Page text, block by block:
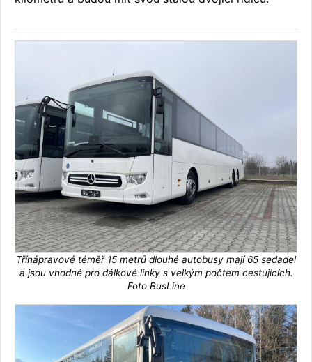
Třínápravové téměř 15 metrů dlouhé autobusy mají 65 sedadel
a jsou vhodné pro dálkové linky s velkým počtem cestujících.
Foto BusLine